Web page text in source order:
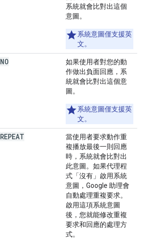
系統就會比對出這個
意圖。
系統意圖僅支援英
文。
NO
如果使用者對您的動
作做出負面回應，系
統就會比對出這個意
圖。
系統意圖僅支援英
文。
REPEAT
當使用者要求動作重
複播放最後一則回應
時，系統就會比對出
此意圖。如果代理程
式「沒有」啟用系統
意圖，Google 助理會
自動處理重複要求。
啟用這項系統意圖
後，您就能修改重複
要求和回應的處理方
式。